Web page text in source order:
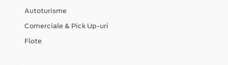
Autoturisme
Comerciale & Pick Up-uri
Flote